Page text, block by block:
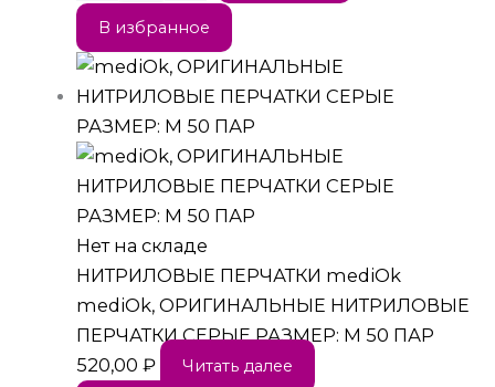
В избранное
Нет на складе
НИТРИЛОВЫЕ ПЕРЧАТКИ mediOk
mediOk, ОРИГИНАЛЬНЫЕ НИТРИЛОВЫЕ
ПЕРЧАТКИ СЕРЫЕ РАЗМЕР: M 50 ПАР
520,00₽
Читать далее